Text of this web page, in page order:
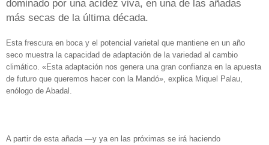
dominado por una acidez viva, en una de las añadas
más secas de la última década.
Esta frescura en boca y el potencial varietal que mantiene en un año
seco muestra la capacidad de adaptación de la variedad al cambio
climático. «Esta adaptación nos genera una gran confianza en la apuesta
de futuro que queremos hacer con la Mandó», explica Miquel Palau,
enólogo de Abadal.
A partir de esta añada —y ya en las próximas se irá haciendo